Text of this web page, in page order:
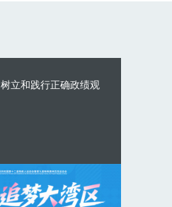
树立和践行正确政绩观